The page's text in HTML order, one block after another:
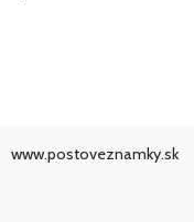
www.postoveznamky.sk